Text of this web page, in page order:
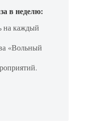
в неделю:
на каждый
«Вольный